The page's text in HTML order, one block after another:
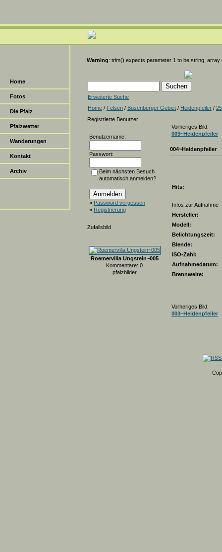
Home
Fotos
Die Pfalz
Pfalzwetter
Wanderungen
Kontakt
Archiv
Warning: trim() expects parameter 1 to be string,
Erweiterte Suche
Home / Felsen / Busenberger Gebiet / Heidenpfeiler /
Registrierte Benutzer
Benutzername:
Passwort:
Beim nächsten Besuch
automatisch anmelden?
» Password vergessen
» Registrierung
Zufallsbild
Roemervilla Ungstein~005
Kommentare: 0
pfalzbilder
Vorheriges Bild:
003~Heidenpfeiler
004~Heidenpfeiler
Hits:
Infos zur Aufnahme
Hersteller:
Modell:
Belichtungszeit:
Blende:
ISO-Zahl:
Aufnahmedatum:
Brennweite:
Vorheriges Bild:
003~Heidenpfeiler